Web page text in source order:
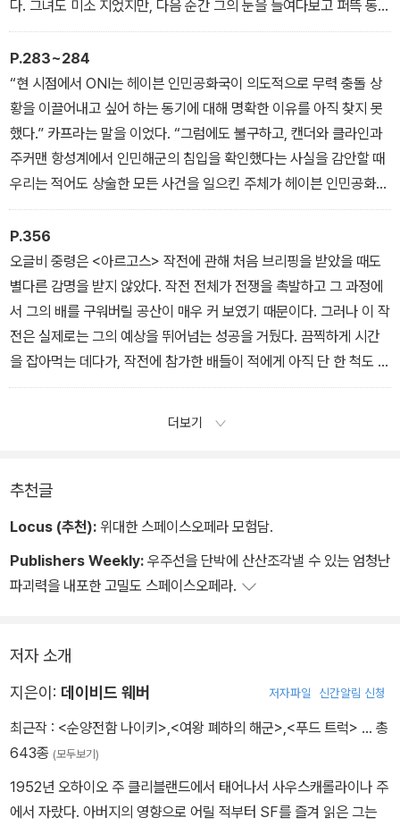
실색한 표정으로 상관의 얼굴을 빤히 응시했다. 여왕 폐하의 군함 <
나이키>는 단순한 군함이 아니었다. <나이키>는 맨티코어 왕립해군
을 상징하는 군함이었고, 선망의 대상이자 모든 함장이 갈망하는 최
고의 배였다. 맨티코어 해군에서 <나이키>로 명명된 군함은 대를 이
어가며 언제나 존재해 왔으며, 그 혁혁한 전공(戰功) 기록은 맨티코
어 해군의 창설자이자 초대 <나이키>함의 마지막 함장이었던 에드워
드 사가나미까지 곧바로 거슬러 올라간다. 그리고 현존하는 <나이키
다. 그녀도 미소 지었지만, 다음 순간 그의 눈을 들여다보고 퍼뜩 동작
을 멈췄다. 탱커슬리의 눈에 익숙하지 않은 빛이 떠올라 있었기 때문
이다. 정확히 그게 뭔지 꼬집어 낼 수는 없었지만, 아너는 지금 입고
있는 얇은 유니타드가 얼마나 젖어 있고 몸에 딱 들러붙어 있는지를
갑자기 자각했다. 그녀는 다시 얼굴이 뜨거워지는 것을 자각했고, 갑
자기 어색해진 태도로 그의 손을 놓으며 눈을 내리깔았다.
탱커슬리도 그것을 느낀 듯했다. 조금 당혹스러운 표정으로 눈을 돌
렸기 때문이다. 잠시 침묵이 흐르다가, 그는 헛기침을 했다.
“그건 그렇고, 데임 아너.” 조금 껄끄러운 목소리였다. “지금까지 줄
곧 바실리스크에서 일어났던 일을 사과하고 싶었습니다. 그때 저는?”
“사과할 필요는 없습니다, 대령님.”
“그럴 필요가 있다고 생각합니다.”
탱커슬리는 조용한 목소리로 반박했다. 그는 다시 그녀의 얼굴을 응
시했다. 진지한 표정이었다.
P.283~284
“현 시점에서 ONI는 헤이븐 인민공화국이 의도적으로 무력 충돌 상
황을 이끌어내고 싶어 하는 동기에 대해 명확한 이유를 아직 찾지 못
했다.” 카프라는 말을 이었다. “그럼에도 불구하고, 캔더와 클라인과
주커맨 항성계에서 인민해군의 침입을 확인했다는 사실을 감안할 때
우리는 적어도 상술한 모든 사건을 일으킨 주체가 헤이븐 인민공화국
일 가능성을?다시 말한다, 가능성을 염두에 두지 않을 수가 없다. 따
라서 이 경보를 수령한 사령관들은 관할 구역 내부에서 모든 수단을
동원해서 적절하고 신중한 대비 태세를 갖출 것을 지시한다. 상황을
일방적으로 확대시키거나 악화시킬 수 있는 행동은 신중하게 피해야
하지만, 귀관의 가장 중요한 임무는 관할 구역 및 동맹국들의 안전을
확보하는 것임을 유념해야 한다.”
카프라 준장은 여기서 잠깐 멈췄다가, 처음보다 무감동하고 낮은 목
소리로 말을 이었다.
파 2 전투 준비 태세를 발동할 권한을 귀관에게 부여하고, 발동할 것
으로, 맨티코어 왕립해군 제1우주경 서 토머스 캐퍼렐리 제독이 서명
회의실에 완벽한 정적이 흘렀다. 카프라는 의자에 깊숙이 앉았고, 메
시지판을 끈 다음 탁자 위에 조용히 올려놓았다. 알파 2는 공개적인
적대 행위의 바로 전 단계였고, 교전 수칙 베이커는 전대급 지휘관이
명령서를 보냄으로써 캐퍼렐리 제독은 모든 왕립해군 장교들이 몇 십
년 동안이나 두려워하던 개전(開戰)의 가능성을 공식화했던 것이다.
초계중인 하급 대령조차도 전쟁의 방아쇠를 당길 수 있는 급박한 상
황이었다. 아너는 등골이 서늘해지는 것을 자각했다.
P.356
오글비 중령은 <아르고스> 작전에 관해 처음 브리핑을 받았을 때도
별다른 감명을 받지 않았다. 작전 전체가 전쟁을 촉발하고 그 과정에
서 그의 배를 구워버릴 공산이 매우 커 보였기 때문이다. 그러나 이 작
전은 실제로는 그의 예상을 뛰어넘는 성공을 거뒀다. 끔찍하게 시간
을 잡아먹는 데다가, 작전에 참가한 배들이 적에게 아직 단 한 척도 잡
히지 않았다고 해서 앞으로도 결코 잡히지 않으리라는 보장은 없지
“첫 번째 중계기(中繼器)에 도달합니다, 함장님.”
은 디스플레이에서 눈을 떼고 최대한 침착한 분위기를 발산하려고 노
력하며 고개를 끄덕였다. 함장이 부하들 못지않게 두려움에 떨고 있
다는 사실을 알릴 수야 없지. 그는 무덤덤하게 생각했다.
더보기
추천글
Locus (추천): 위대한 스페이스오페라 모험담.
Publishers Weekly: 우주선을 단박에 산산조각낼 수 있는 엄청난
파괴력을 내포한 고밀도 스페이스오페라.
저자 소개
지은이: 데이비드 웨버 저자파일 신간알림 신청
최근작 : <순양전함 나이키> <여왕 폐하의 해군> <푸드 트럭> … 총
643종 (모두보기)
1952년 오하이오 주 클리블랜드에서 태어나서 사우스캐롤라이나 주
에서 자랐다. 아버지의 영향으로 어릴 적부터 SF를 즐겨 읽은 그는